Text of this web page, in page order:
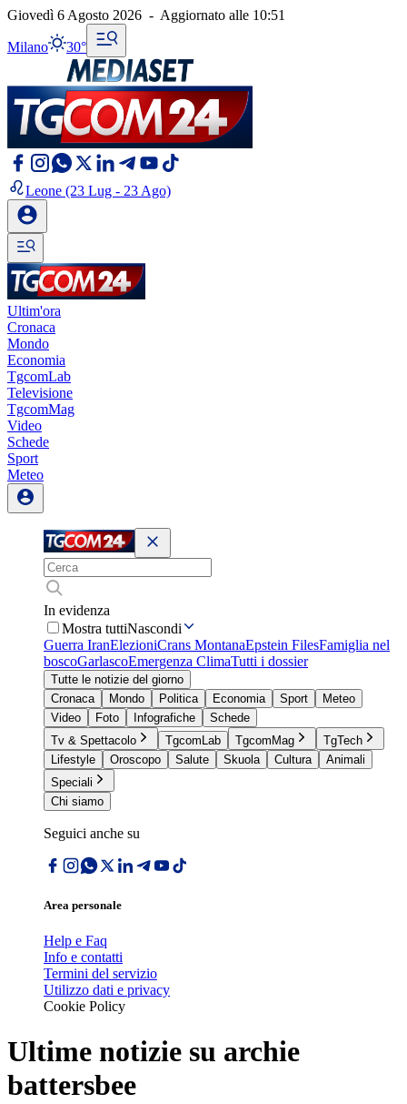
Giovedì 6 Agosto 2026 - Aggiornato alle 10:51
Milano 30°
Leone (23 Lug - 23 Ago)
Ultim'ora
Cronaca
Mondo
Economia
TgcomLab
Televisione
TgcomMag
Video
Schede
Sport
Meteo
In evidenza
Mostra tuttiNascondi
Guerra IranElezioniCrans MontanaEpstein FilesFamiglia nel
boscoGarlascoEmergenza ClimaTutti i dossier
Tutte le notizie del giorno
Cronaca
Mondo Politica Economia Sport
Meteo
Video
Foto Infografiche
Schede
Tv & Spettacolo
TgcomLab TgcomMag
TgTech
Lifestyle
Oroscopo Salute Skuola Cultura
Animali
Speciali
Chi siamo
Seguici anche su
Area personale
Help e Faq
Info e contatti
Termini del servizio
Utilizzo dati e privacy
Cookie Policy
Ultime notizie su archie
battersbee